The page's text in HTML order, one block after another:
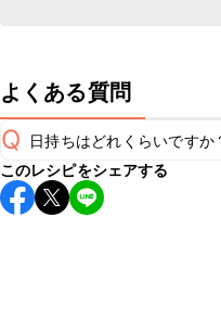
よくある質問
Q 日持ちはどれくらいですか
こちらのレシピは出来たて
すすめします。
このレシピをシェアする